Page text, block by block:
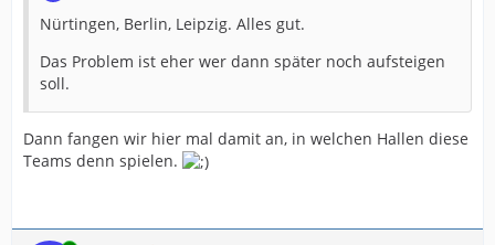
Nürtingen, Berlin, Leipzig. Alles gut.
Das Problem ist eher wer dann später noch aufsteigen
soll.
Dann fangen wir hier mal damit an, in welchen Hallen diese
Teams denn spielen.